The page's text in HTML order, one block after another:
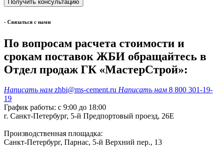
- Cвязаться с нами
По вопросам расчета стоимости и
срокам поставок ЖБИ обращайтесь в
Отдел продаж ГК «МастерСтрой»:
Написать нам zhbi@ms-cement.ru Написать нам 8 800 301-19-
19
График работы: с 9:00 до 18:00
г. Санкт-Петербург, 5-й Предпортовый проезд, 26Е
Производственная площадка:
Санкт-Петербург, Парнас, 5-й Верхний пер., 13